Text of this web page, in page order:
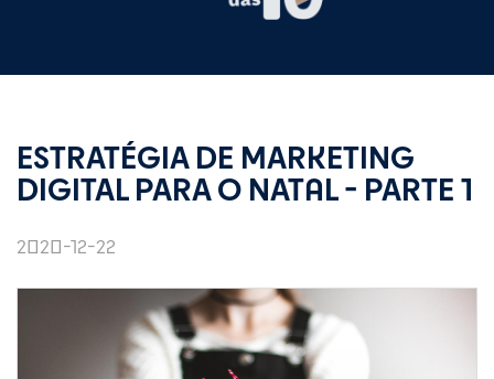
ESTRATÉGIA DE MARKETING
DIGITAL PARA O NATAL - PARTE 1
2020-12-22